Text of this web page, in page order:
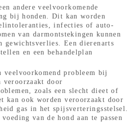
andere veelvoorkomende
bij honden. Dit kan worden
infecties of auto-
van darmontstekingen kunnen
Een dierenarts
en een behandelplan
veelvoorkomend probleem bij
veroorzaakt door
zoals een slecht dieet of
kan ook worden veroorzaakt door
gas in het spijsverteringsstelsel.
van de hond aan te passen